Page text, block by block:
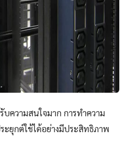
ความสนใจมาก การทำความ
ะยุกต์ใช้ได้อย่างมีประสิทธิภาพ